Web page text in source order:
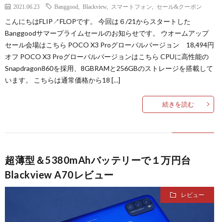
2021.06.23 Banggood Blackview, スマートフォン セール&クーポン
こんにちはFLIP↗FLOPです。 今回は６/21からスタートした
Banggoodサマープライムセールのお知らせです。 ウオームアップ
セール会場はこちら POCO X3 Proグローバルバージョン 18,494円
オフ POCO X3 Proグローバルバージョンはこちら CPUに高性能の
Snapdragon860を採用、8GBRAMと256GBのストレージを搭載して
います。 こちらは通常価格から18 […]
続きを読む
超薄型＆5380mAhバッテリーで１万円台
Blackview A70レビュー
レビュー